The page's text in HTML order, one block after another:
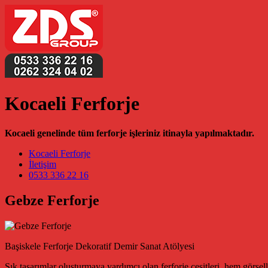
Kocaeli Ferforje
Kocaeli genelinde tüm ferforje işleriniz itinayla yapılmaktadır.
Main Navigation
Kocaeli Ferforje
İletişim
0533 336 22 16
Gebze Ferforje
Başiskele Ferforje Dekoratif Demir Sanat Atölyesi